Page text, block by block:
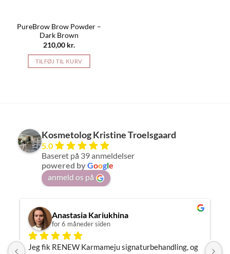
PureBrow Brow Powder –
Dark Brown
210,00 kr.
TILFØJ TIL KURV
Kosmetolog Kristine Troelsgaard
5.0
Baseret på 39 anmeldelser
powered byGoogle
anmeld os på
Anastasia Kariukhina
for 6 måneder siden
Jeg fik RENEW Karmameju signaturbehandling, og